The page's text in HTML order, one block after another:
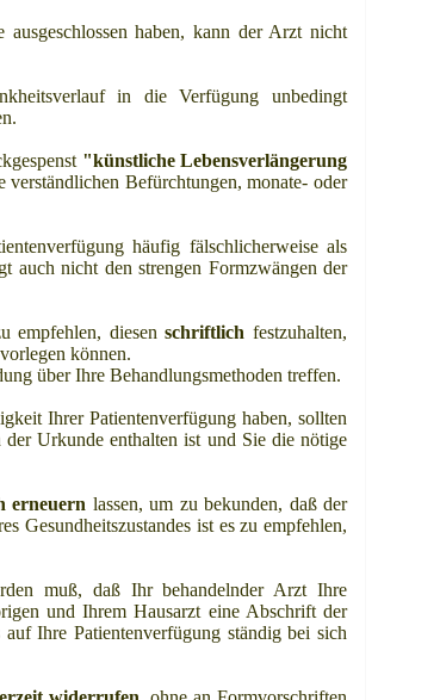
haben, kann der Arzt nicht
in die Verfügung unbedingt
"künstliche Lebensverlängerung
Befürchtungen, monate- oder
häufig fälschlicherweise als
auch nicht den strengen Formzwängen der
empfehlen, diesenschriftlich festzuhalten,
können.
über Ihre Behandlungsmethoden treffen.
Ihrer Patientenverfügung haben, sollten
Urkunde enthalten ist und Sie die nötige
erneuern lassen, um zu bekunden, daß der
Gesundheitszustandes ist es zu empfehlen,
muß, daß Ihr behandelnder Arzt Ihre
und Ihrem Hausarzt eine Abschrift der
Ihre Patientenverfügung ständig bei sich